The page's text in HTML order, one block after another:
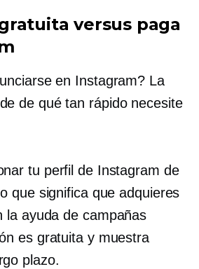
versus paga
en Instagram? La
de qué tan rápido necesite
tu perfil de Instagram de
que significa que adquieres
la ayuda de campañas
es gratuita y muestra
plazo.